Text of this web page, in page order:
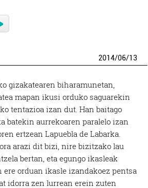
2014/06/13
gizakatearen biharamunetan,
mapan ikusi orduko saguarekin
tentazioa izan dut. Han baitago
batekin aurrekoaren paralelo izan
ertzean Lapuebla de Labarka.
arazi dit bizi, nire bizitzako lau
bertan, eta egungo ikasleak
ere orduan ikasle izandakoez pentsa
idorra zen lurrean erein zuten